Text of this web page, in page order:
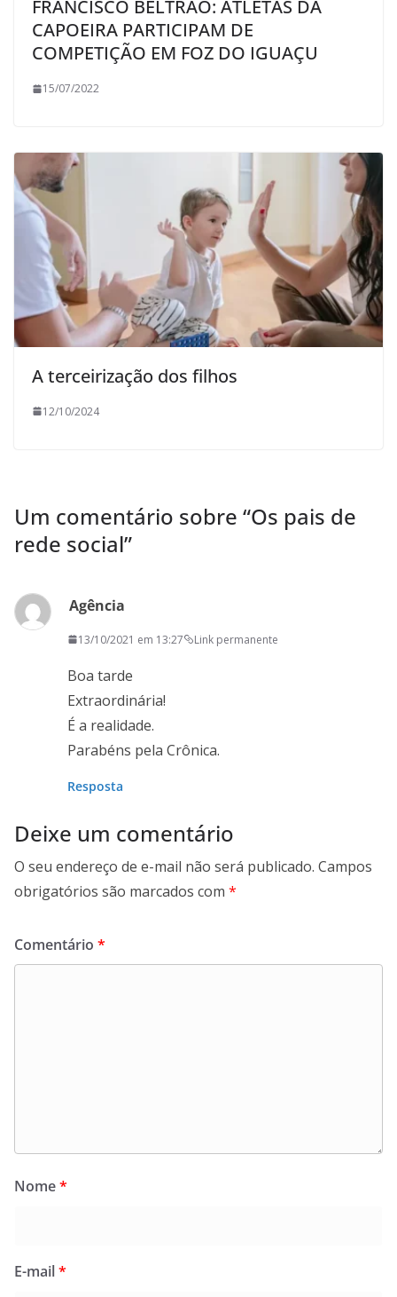
FRANCISCO BELTRÃO: ATLETAS DA
CAPOEIRA PARTICIPAM DE
COMPETIÇÃO EM FOZ DO IGUAÇU
15/07/2022
A terceirização dos filhos
12/10/2024
Um comentário sobre “Os pais de
rede social”
Agência
13/10/2021 em 13:27 Link permanente
Boa tarde
Extraordinária!
É a realidade.
Parabéns pela Crônica.
Resposta
Deixe um comentário
O seu endereço de e-mail não será publicado. Campos
obrigatórios são marcados com *
Comentário *
Nome*
E-mail*